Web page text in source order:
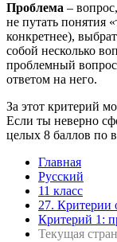
Проблема –
не путать понятия
конкретнее),
собой несколько
проблемный
ответом на него.
За этот критерий
Если ты неверно
целых 8 баллов по
Главная
Русский
11 класс
27. Критерии
Критерий 1:
Текущая